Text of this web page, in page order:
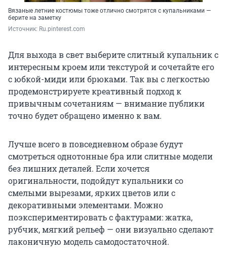
Вязаные летние костюмы тоже отлично смотрятся с купальниками —
берите на заметку
Источник: Ru.pinterest.com
Для выхода в свет выберите слитный купальник с
интересным кроем или текстурой и сочетайте его
с юбкой-миди или брюками. Так вы с легкостью
продемонстрируете креативный подход к
привычным сочетаниям — внимание публики
точно будет обращено именно к вам.
Лучше всего в повседневном образе будут
смотреться однотонные бра или слитные модели
без лишних деталей. Если хочется
оригинальности, подойдут купальники со
смелыми вырезами, ярких цветов или с
декоративными элементами. Можно
поэкспериментировать с фактурами: жатка,
рубчик, мягкий рельеф — они визуально сделают
лаконичную модель самодостаточной.